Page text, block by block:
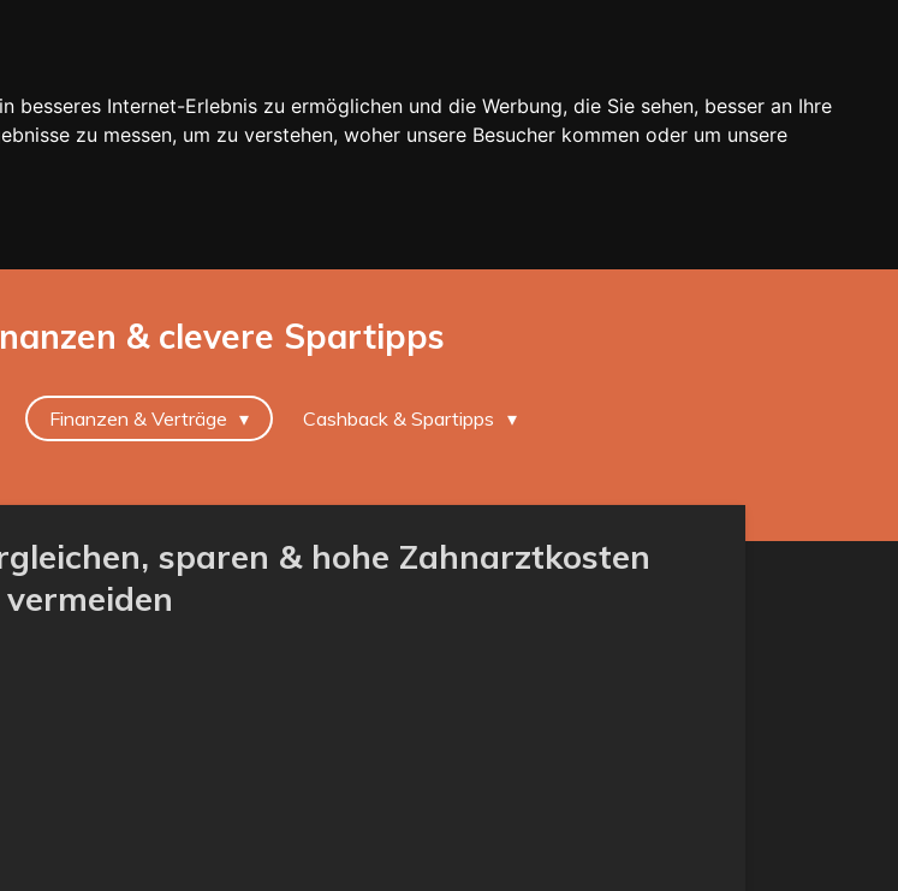
Internet-Erlebnis zu ermöglichen und die Werbung, die Sie sehen, besser an Ihre
zu messen, um zu verstehen, woher unsere Besucher kommen oder um unsere
& clevere Spartipps
Finanzen & Verträge
Cashback & Spartipps
sparen & hohe Zahnarztkosten
vermeiden